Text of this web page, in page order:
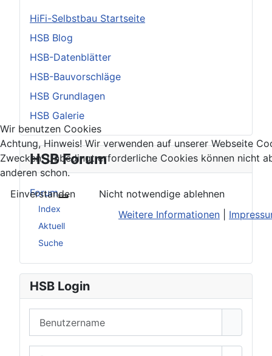
HiFi-Selbstbau Startseite
HSB Blog
HSB-Datenblätter
HSB-Bauvorschläge
HSB Grundlagen
HSB Galerie
HSB Forum
Forum
Weitere Informationen: Forum
Index
Aktuell
Suche
HSB Login
Wir benutzen Cookies
Achtung, Hinweis! Wir verwenden auf unserer Webseite
Zwecken. Unbedingt erforderliche Cookies können nicht
anderen schon.
Einverstanden
Nicht notwendige ablehnen
Weitere Informationen